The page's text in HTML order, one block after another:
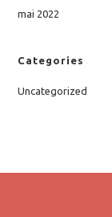
mai 2022
Categories
Uncategorized